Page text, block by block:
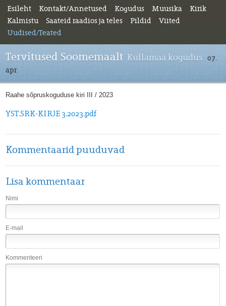
Esileht Kontakt/Annetused Kogudus Muusika
Kirik
Kalmistu
Saateid raadios ja teles Pildid
Viited
Uudised/Teated
Tervitused Soomemaalt Kullamaa kogudus 07.
apr
Raahe sõpruskoguduse kiri III / 2023
YST.SRK-KIRJE 3.2023.pdf
Kommentaarid puuduvad
Lisa kommentaar
Nimi
E-mail
Kommenteeri